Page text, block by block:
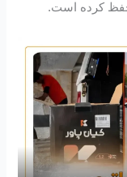
حفظ کرده است.